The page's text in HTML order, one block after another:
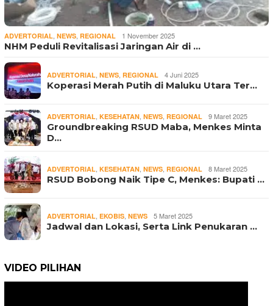
ADVERTORIAL, NEWS, REGIONAL 1 November 2025
NHM Peduli Revitalisasi Jaringan Air di …
ADVERTORIAL, NEWS, REGIONAL 4 Juni 2025
Koperasi Merah Putih di Maluku Utara Ter…
ADVERTORIAL, KESEHATAN, NEWS, REGIONAL 9 Maret 2025
Groundbreaking RSUD Maba, Menkes Minta
D…
ADVERTORIAL, KESEHATAN, NEWS, REGIONAL 8 Maret 2025
RSUD Bobong Naik Tipe C, Menkes: Bupati …
ADVERTORIAL, EKOBIS, NEWS 5 Maret 2025
Jadwal dan Lokasi, Serta Link Penukaran …
VIDEO PILIHAN